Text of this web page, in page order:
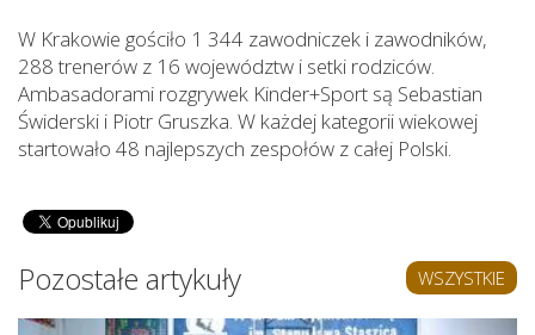
W Krakowie gościło 1 344 zawodniczek i zawodników,
288 trenerów z 16 województw i setki rodziców.
Ambasadorami rozgrywek Kinder+Sport są Sebastian
Świderski i Piotr Gruszka. W każdej kategorii wiekowej
startowało 48 najlepszych zespołów z całej Polski.
Pozostałe artykuły WSZYSTKIE